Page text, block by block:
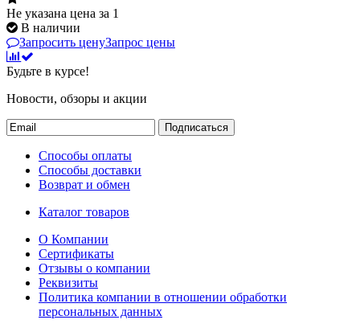
Не указана цена за 1
В наличии
Запросить ценуЗапрос цены
Будьте в курсе!
Новости, обзоры и акции
Подписаться
Способы оплаты
Способы доставки
Возврат и обмен
Каталог товаров
О Компании
Сертификаты
Отзывы о компании
Реквизиты
Политика компании в отношении обработки
персональных данных